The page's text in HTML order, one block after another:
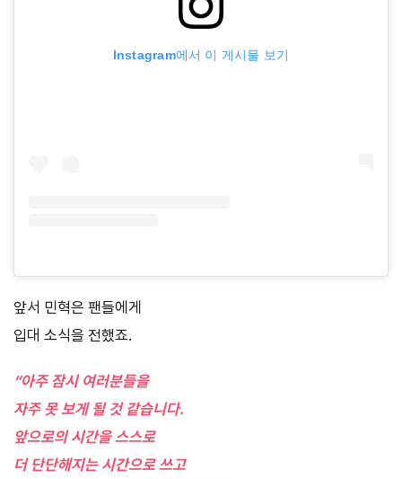
Instagram에서 이 게시물 보기
앞서 민혁은 팬들에게
입대 소식을 전했죠.
“아주 잠시 여러분들을
자주 못 보게 될 것 같습니다.
앞으로의 시간을 스스로
더 단단해지는 시간으로 쓰고